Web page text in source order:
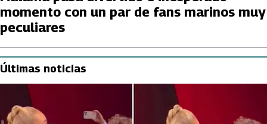
momento con un par de fans marinos muy
peculiares
Últimas noticias